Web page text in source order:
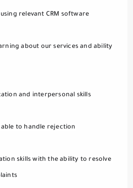
relevant CRM software
about our services and ability
and interpersonal skills
able to handle rejection
skills with the ability to resolve